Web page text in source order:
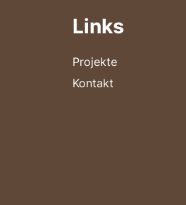
Links
Projekte
Kontakt